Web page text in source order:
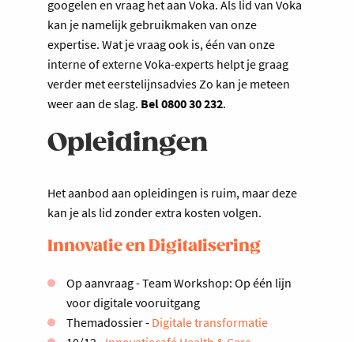
googelen en vraag het aan Voka. Als lid van Voka
kan je namelijk gebruikmaken van onze
expertise. Wat je vraag ook is, één van onze
interne of externe Voka-experts helpt je graag
verder met eerstelijnsadvies Zo kan je meteen
weer aan de slag. Bel 0800 30 232.
Opleidingen
Het aanbod aan opleidingen is ruim, maar deze
kan je als lid zonder extra kosten volgen.
Innovatie en Digitalisering
Op aanvraag - Team Workshop: Op één lijn
voor digitale vooruitgang
Themadossier - Digitale transformatie